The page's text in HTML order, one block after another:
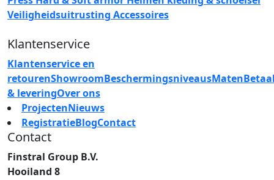
Veiligheidsuitrusting Accessoires
Klantenservice
Klantenservice en
retourenShowroomBeschermingsniveausMaten
& leveringOver ons
ProjectenNieuws
RegistratieBlogContact
Contact
Finstral Group B.V.
Hooiland 8